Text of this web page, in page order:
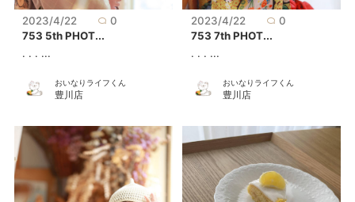
2023/4/22
0
753 5th PHOT...
. . . ...
おいなりライフくん
豊川店
2023/4/22
0
753 7th PHOT...
. . . ...
おいなりライフくん
豊川店